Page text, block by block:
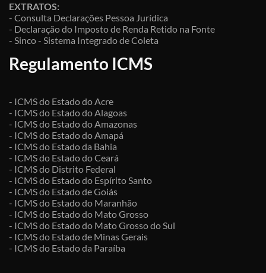
EXTRATOS:
- Consulta Declarações Pessoa Jurídica
- Declaração do Imposto de Renda Retido na Fonte
- Sinco - Sistema Integrado de Coleta
Regulamento ICMS
- ICMS do Estado do Acre
- ICMS do Estado do Alagoas
- ICMS do Estado do Amazonas
- ICMS do Estado do Amapá
- ICMS do Estado da Bahia
- ICMS do Estado do Ceará
- ICMS do Distrito Federal
- ICMS do Estado do Espírito Santo
- ICMS do Estado de Goiás
- ICMS do Estado do Maranhão
- ICMS do Estado do Mato Grosso
- ICMS do Estado do Mato Grosso do Sul
- ICMS do Estado de Minas Gerais
- ICMS do Estado da Paraíba